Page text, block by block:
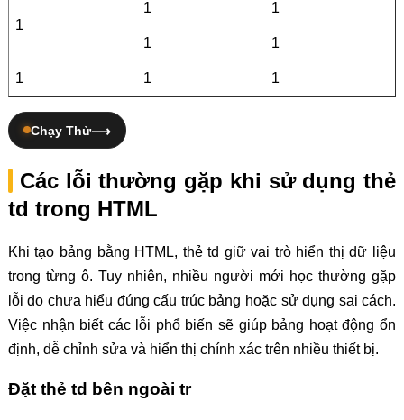
1
1 1
1 1
1 1 1
Chạy Thử
Các lỗi thường gặp khi sử dụng thẻ
td trong HTML
Khi tạo bảng bằng HTML, thẻ td giữ vai trò hiển thị dữ liệu
trong từng ô. Tuy nhiên, nhiều người mới học thường gặp
lỗi do chưa hiểu đúng cấu trúc bảng hoặc sử dụng sai cách.
Việc nhận biết các lỗi phổ biến sẽ giúp bảng hoạt động ổn
định, dễ chỉnh sửa và hiển thị chính xác trên nhiều thiết bị.
Đặt thẻ td bên ngoài tr